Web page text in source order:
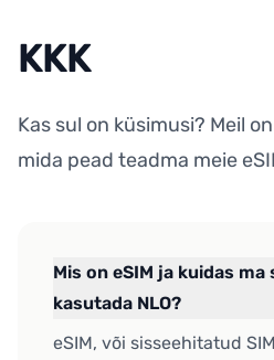
KKK
Kas sul on küsimusi? Meil
mida pead teadma meie
Mis on eSIM ja kuidas ma
kasutada NLO?
eSIM, või sisseehitatud